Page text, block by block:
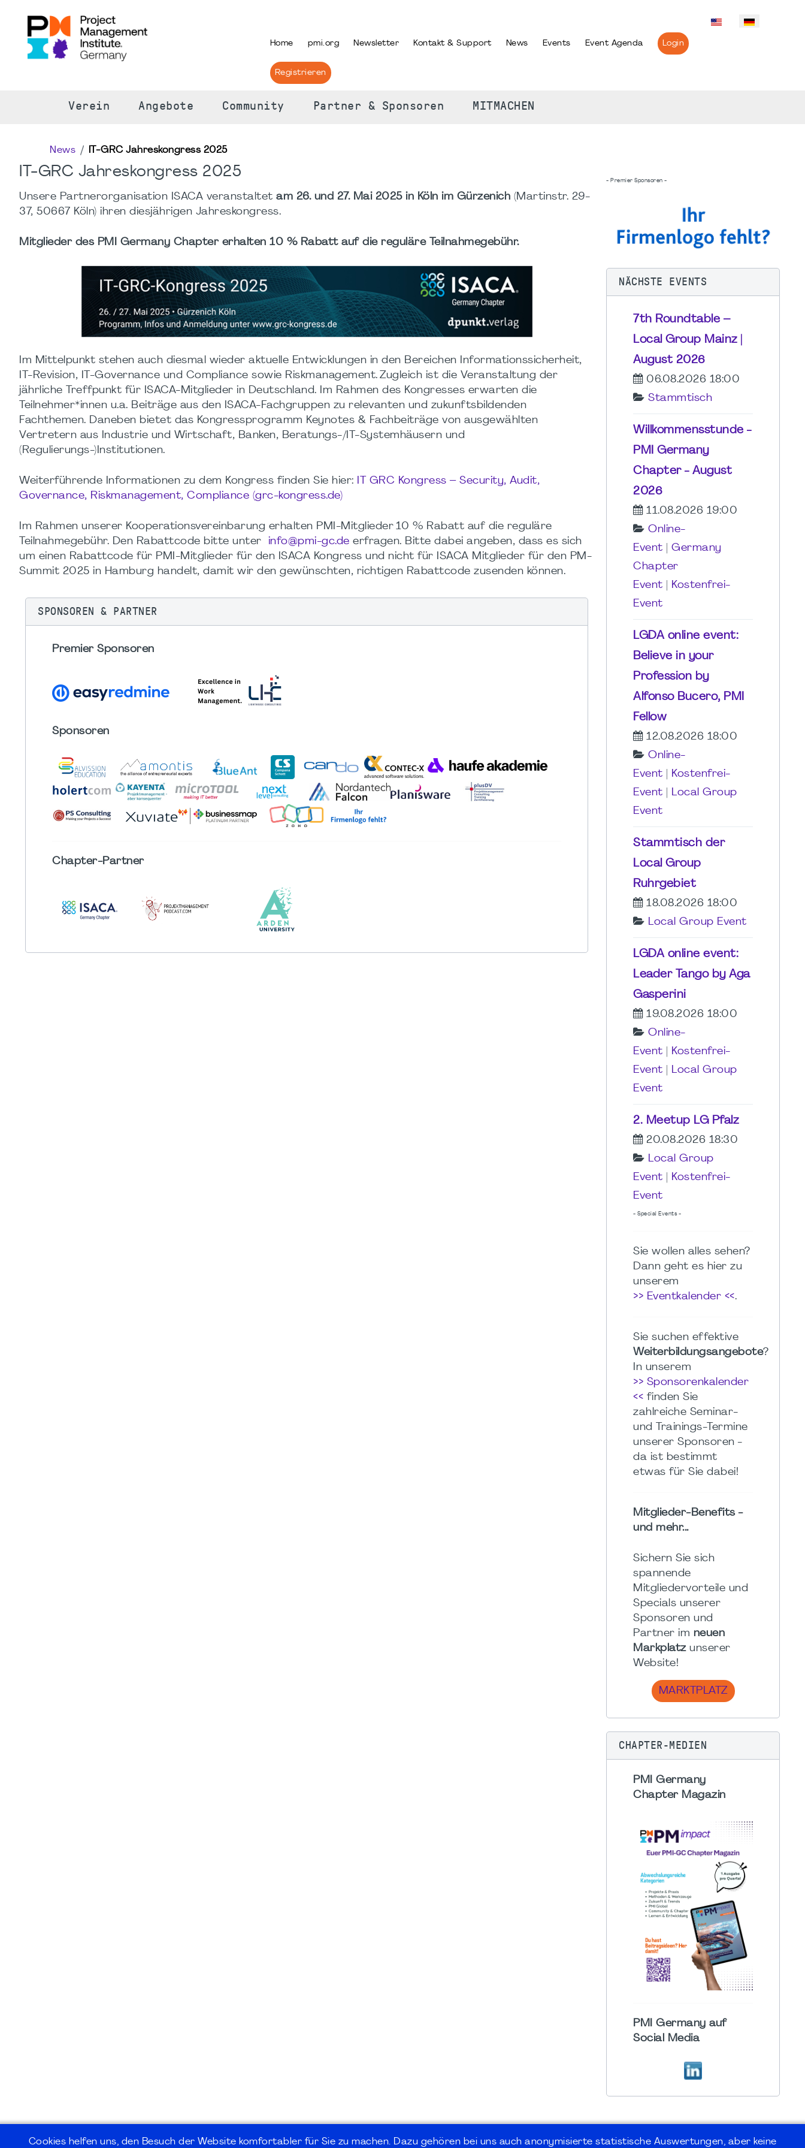
Home pmi.org Newsletter Kontakt & Support News Events Event Agenda Login
Registrieren
Verein Angebote Community Partner & Sponsoren MITMACHEN
News IT-GRC Jahreskongress 2025
IT-GRC Jahreskongress 2025
Unsere Partnerorganisation ISACA veranstaltet am 26. und 27. Mai 2025 in Köln im Gürzenich (Martinstr. 29-
37, 50667 Köln) ihren diesjährigen Jahreskongress.
Mitglieder des PMI Germany Chapter erhalten 10 % Rabatt auf die reguläre Teilnahmegebühr.
Im Mittelpunkt stehen auch diesmal wieder aktuelle Entwicklungen in den Bereichen Informationssicherheit,
IT-Revision, IT-Governance und Compliance sowie Riskmanagement. Zugleich ist die Veranstaltung der
jährliche Treffpunkt für ISACA-Mitglieder in Deutschland. Im Rahmen des Kongresses erwarten die
Teilnehmer*innen u.a. Beiträge aus den ISACA-Fachgruppen zu relevanten und zukunftsbildenden
Fachthemen. Daneben bietet das Kongressprogramm Keynotes & Fachbeiträge von ausgewählten
Vertretern aus Industrie und Wirtschaft, Banken, Beratungs-/IT-Systemhäusern und
(Regulierungs-)Institutionen.
Weiterführende Informationen zu dem Kongress finden Sie hier:
IT GRC Kongress – Security, Audit,
Governance, Riskmanagement, Compliance (grc-kongress.de)
Im Rahmen unserer Kooperationsvereinbarung erhalten PMI-Mitglieder 10 % Rabatt auf die reguläre
Teilnahmegebühr. Den Rabattcode bitte unter info@pmi-gc.de erfragen. Bitte dabei angeben, dass es sich
um einen Rabattcode für PMI-Mitglieder für den ISACA Kongress und nicht für ISACA Mitglieder für den PM-
Summit 2025 in Hamburg handelt, damit wir den gewünschten, richtigen Rabattcode zusenden können.
SPONSOREN & PARTNER
Premier Sponsoren
Sponsoren
Chapter-Partner
- Premier Sponsoren -
NÄCHSTE EVENTS
7th Roundtable –
Local Group Mainz |
August 2026
06.08.2026 18:00
Stammtisch
Willkommensstunde -
PMI Germany
Chapter - August
2026
11.08.2026 19:00
Online-
Event
Germany
Chapter
Event
Kostenfrei-
Event
LGDA online event:
Believe in your
Profession by
Alfonso Bucero, PMI
Fellow
12.08.2026 18:00
Online-
Event
Kostenfrei-
Event
Local Group
Event
Stammtisch der
Local Group
Ruhrgebiet
18.08.2026 18:00
Local Group Event
LGDA online event:
Leader Tango by Aga
Gasperini
19.08.2026 18:00
Online-
Event
Kostenfrei-
Event
Local Group
Event
2. Meetup LG Pfalz
20.08.2026 18:30
Local Group
Event
Kostenfrei-
Event
- Special Events -
Sie wollen alles sehen?
Dann geht es hier zu
unserem
>> Eventkalender <<.
Sie suchen effektive
Weiterbildungsangebote?
In unserem
>> Sponsorenkalender
<< finden Sie
zahlreiche Seminar-
und Trainings-Termine
unserer Sponsoren -
da ist bestimmt
etwas für Sie dabei!
Mitglieder-Benefits -
und mehr...
Sichern Sie sich
spannende
Mitgliedervorteile und
Specials unserer
Sponsoren und
Partner im neuen
Markplatzunserer
Website!
MARKTPLATZ
CHAPTER-MEDIEN
PMI Germany
Chapter Magazin
PMI Germany auf
Social Media
Cookies helfen uns, den Besuch der Website komfortabler für Sie zu machen. Dazu gehören bei uns auch anonymisierte statistische Auswertungen, aber keine